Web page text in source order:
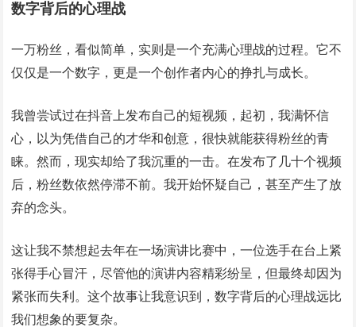
数字背后的心理战
一万粉丝，看似简单，实则是一个充满心理战的过程。它不
仅仅是一个数字，更是一个创作者内心的挣扎与成长。
我曾尝试过在抖音上发布自己的短视频，起初，我满怀信
心，以为凭借自己的才华和创意，很快就能获得粉丝的青
睐。然而，现实却给了我沉重的一击。在发布了几十个视频
后，粉丝数依然停滞不前。我开始怀疑自己，甚至产生了放
弃的念头。
这让我不禁想起去年在一场演讲比赛中，一位选手在台上紧
张得手心冒汗，尽管他的演讲内容精彩纷呈，但最终却因为
紧张而失利。这个故事让我意识到，数字背后的心理战远比
我们想象的要复杂。